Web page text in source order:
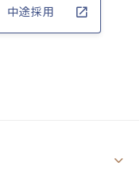
中途採用